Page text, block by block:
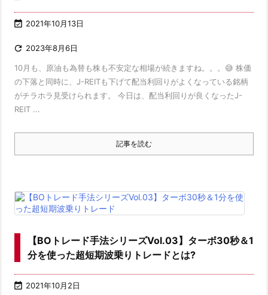
 2021年10月13日
 2023年8月6日
10月も、原油も為替も株も不安定な相場が続きますね。。。😅 株価
の下落と同時に、J-REITも下げて配当利回りがよくなっている銘柄
がチラホラ見受けられます。 今日は、配当利回りが良くなったJ-
REIT ...
記事を読む
【BOトレード手法シリーズVol.03】ターボ30秒＆1
分を使った超短期波乗りトレードとは?
 2021年10月2日